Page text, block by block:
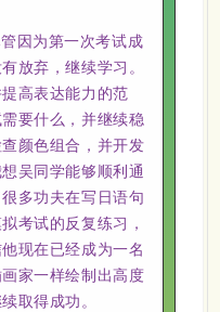
因为第一次考试成
放弃，继续学习。
高表达能力的范
要什么，并继续稳
颜色组合，并开发
吴同学能够顺利通
多功夫在写日语句
考试的反复练习，
现在已经成为一名
家一样绘制出高度
取得成功。